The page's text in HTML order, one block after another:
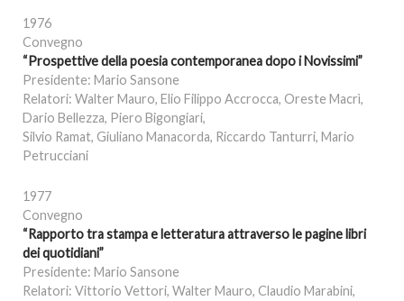
1976
Convegno
“Prospettive della poesia contemporanea dopo i Novissimi”
Presidente: Mario Sansone
Relatori: Walter Mauro, Elio Filippo Accrocca, Oreste Macrì,
Dario Bellezza, Piero Bigongiari,
Silvio Ramat, Giuliano Manacorda, Riccardo Tanturri, Mario
Petrucciani
1977
Convegno
“Rapporto tra stampa e letteratura attraverso le pagine libri
dei quotidiani”
Presidente: Mario Sansone
Relatori: Vittorio Vettori, Walter Mauro, Claudio Marabini,